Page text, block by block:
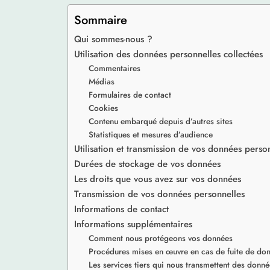
Sommaire
Qui sommes-nous ?
Utilisation des données personnelles collectées
Commentaires
Médias
Formulaires de contact
Cookies
Contenu embarqué depuis d’autres sites
Statistiques et mesures d’audience
Utilisation et transmission de vos données
Durées de stockage de vos données
Les droits que vous avez sur vos données
Transmission de vos données personnelles
Informations de contact
Informations supplémentaires
Comment nous protégeons vos données
Procédures mises en œuvre en cas de fuite de
Les services tiers qui nous transmettent des